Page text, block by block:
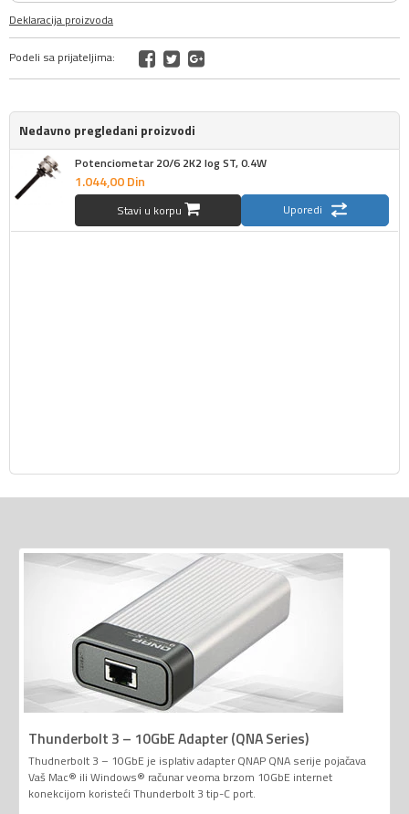
Deklaracija proizvoda
Podeli sa prijateljima:
Nedavno pregledani proizvodi
Potenciometar 20/6 2K2 log ST, 0.4W
1.044,00Din
Stavi u korpu Uporedi
Thunderbolt 3 – 10GbE Adapter (QNA Series)
Thudnerbolt 3 – 10GbE je isplativ adapter QNAP QNA serije pojačava
Vaš Mac® ili Windows® računar veoma brzom 10GbE internet
konekcijom koristeći Thunderbolt 3 tip-C port.